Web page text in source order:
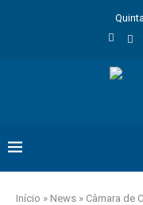
Início » News » Câmara de